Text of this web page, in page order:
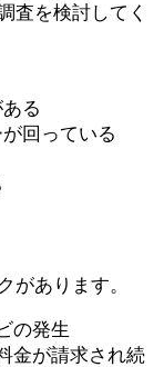
査を検討してく
る
回っている
があります。
の発生
金が請求され続